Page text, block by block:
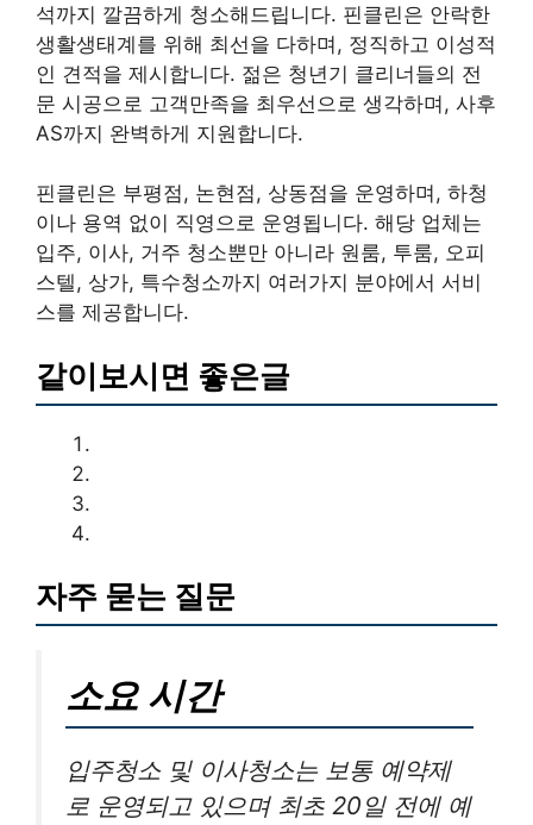
석까지 깔끔하게 청소해드립니다. 핀클린은 안락한
생활생태계를 위해 최선을 다하며, 정직하고 이성적
인 견적을 제시합니다. 젊은 청년기 클리너들의 전
문 시공으로 고객만족을 최우선으로 생각하며, 사후
AS까지 완벽하게 지원합니다.
핀클린은 부평점, 논현점, 상동점을 운영하며, 하청
이나 용역 없이 직영으로 운영됩니다. 해당 업체는
입주, 이사, 거주 청소뿐만 아니라 원룸, 투룸, 오피
스텔, 상가, 특수청소까지 여러가지 분야에서 서비
스를 제공합니다.
같이보시면 좋은글
자주 묻는 질문
소요 시간
입주청소 및 이사청소는 보통 예약제
로 운영되고 있으며 최초 20일 전에 예